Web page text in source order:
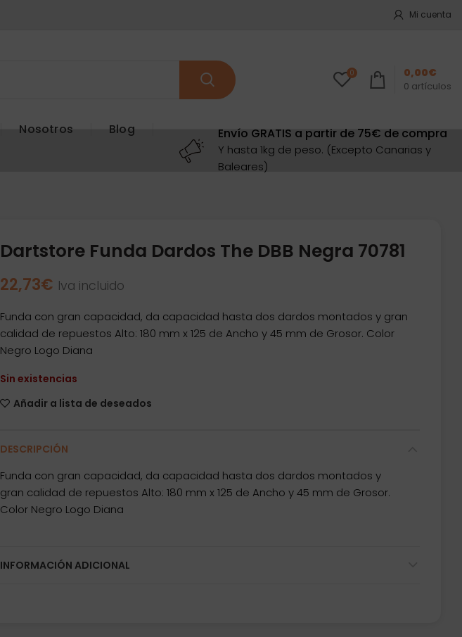
Mi cuenta
0
0 artículos
0,00€
Nosotros Blog Envío GRATIS a partir de 75€ de compra
Y hasta 1kg de peso. (Excepto Canarias y
Baleares)
Dartstore Funda Dardos The DBB Negra 70781
22,73€ Iva incluido
Funda con gran capacidad, da capacidad hasta dos dardos montados y gran
calidad de repuestos Alto: 180 mm x 125 de Ancho y 45 mm de Grosor. Color
Negro Logo Diana
Sin existencias
Añadir a lista de deseados
DESCRIPCIÓN
Funda con gran capacidad, da capacidad hasta dos dardos montados y
gran calidad de repuestos Alto: 180 mm x 125 de Ancho y 45 mm de Grosor.
Color Negro Logo Diana
INFORMACIÓN ADICIONAL